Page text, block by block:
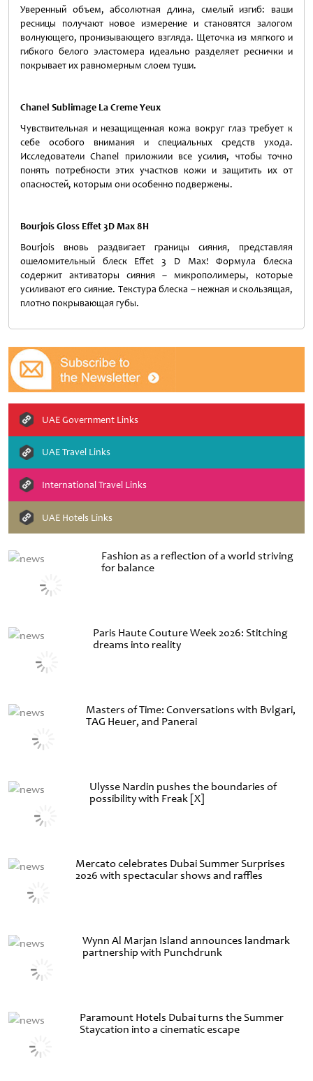
Fashion as a reflection of a world striving
for balance
Paris Haute Couture Week 2026: Stitching
dreams into reality
Masters of Time: Conversations with Bvlgari,
TAG Heuer, and Panerai
Ulysse Nardin pushes the boundaries of
possibility with Freak [X]
Mercato celebrates Dubai Summer Surprises
2026 with spectacular shows and raffles
Wynn Al Marjan Island announces landmark
partnership with Punchdrunk
Paramount Hotels Dubai turns the Summer
Staycation into a cinematic escape
Уверенный объем, абсолютная длина, смелый изгиб: ваши
ресницы получают новое измерение и становятся залогом
волнующего, пронизывающего взгляда. Щеточка из мягкого и
гибкого белого эластомера идеально разделяет реснички и
покрывает их равномерным слоем туши.
Chanel Sublimage La Crеme Yeux
Чувствительная и незащищенная кожа вокруг глаз требует к
себе особого внимания и специальных средств ухода.
Исследователи Chanel приложили все усилия, чтобы точно
понять потребности этих участков кожи и защитить их от
опасностей, которым они особенно подвержены.
Bourjois Gloss Effet 3D Max 8H
Bourjois вновь раздвигает границы сияния, представляя
ошеломительный блеск Effet 3 D Max! Формула блеска
содержит активаторы сияния – микрополимеры, которые
усиливают его сияние. Текстура блеска – нежная и скользящая,
плотно покрывающая губы.
UAE Government Links
UAE Travel Links
International Travel Links
UAE Hotels Links